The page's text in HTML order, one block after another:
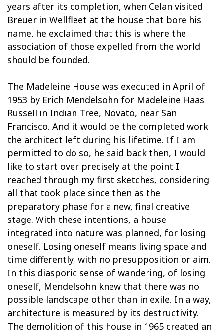
years after its completion, when Celan visited
Breuer in Wellfleet at the house that bore his
name, he exclaimed that this is where the
association of those expelled from the world
should be founded.
The Madeleine House was executed in April of
1953 by Erich Mendelsohn for Madeleine Haas
Russell in Indian Tree, Novato, near San
Francisco. And it would be the completed work
the architect left during his lifetime. If I am
permitted to do so, he said back then, I would
like to start over precisely at the point I
reached through my first sketches, considering
all that took place since then as the
preparatory phase for a new, final creative
stage. With these intentions, a house
integrated into nature was planned, for losing
oneself. Losing oneself means living space and
time differently, with no presupposition or aim.
In this diasporic sense of wandering, of losing
oneself, Mendelsohn knew that there was no
possible landscape other than in exile. In a way,
architecture is measured by its destructivity.
The demolition of this house in 1965 created an